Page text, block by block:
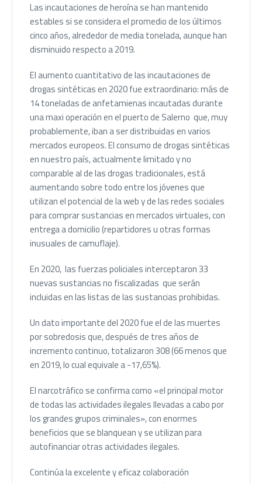
Las incautaciones de heroína se han mantenido
estables si se considera el promedio de los últimos
cinco años, alrededor de media tonelada, aunque han
disminuido respecto a 2019.
El aumento cuantitativo de las incautaciones de
drogas sintéticas en 2020 fue extraordinario: más de
14 toneladas de anfetamienas incautadas durante
una maxi operación en el puerto de Salerno que, muy
probablemente, iban a ser distribuidas en varios
mercados europeos. El consumo de drogas sintéticas
en nuestro país, actualmente limitado y no
comparable al de las drogas tradicionales, está
aumentando sobre todo entre los jóvenes que
utilizan el potencial de la web y de las redes sociales
para comprar sustancias en mercados virtuales, con
entrega a domicilio (repartidores u otras formas
inusuales de camuflaje).
En 2020, las fuerzas policiales interceptaron 33
nuevas sustancias no fiscalizadas que serán
incluidas en las listas de las sustancias prohibidas.
Un dato importante del 2020 fue el de las muertes
por sobredosis que, después de tres años de
incremento continuo, totalizaron 308 (66 menos que
en 2019, lo cual equivale a -17,65%).
El narcotráfico se confirma como «el principal motor
de todas las actividades ilegales llevadas a cabo por
los grandes grupos criminales», con enormes
beneficios que se blanquean y se utilizan para
autofinanciar otras actividades ilegales.
Continúa la excelente y eficaz colaboración